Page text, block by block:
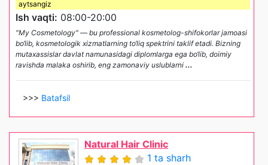
aytsangiz
Ish vaqti: 08:00-20:00
"My Cosmetology" — bu professional kosmetolog-shifokorlar jamoasi
bo‘lib, kosmetologik xizmatlarning to‘liq spektrini taklif etadi. Bizning
mutaxassislar davlat namunasidagi diplomlarga ega bo‘lib, doimiy
ravishda malaka oshirib, eng zamonaviy uslublarni ...
>>> Batafsil
Natural Hair Clinic
1 ta sharh